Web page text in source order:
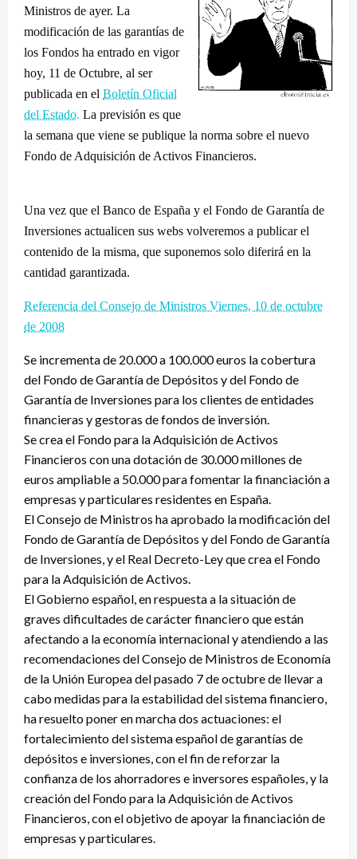
Ministros de ayer. La
modificación de las garantías de
los Fondos ha entrado en vigor
hoy, 11 de Octubre, al ser
publicada en el Boletín Oficial
del Estado. La previsión es que
la semana que viene se publique la norma sobre el nuevo
Fondo de Adquisición de Activos Financieros.
Una vez que el Banco de España y el Fondo de Garantía de
Inversiones actualicen sus webs volveremos a publicar el
contenido de la misma, que suponemos solo diferirá en la
cantidad garantizada.
Referencia del Consejo de Ministros Viernes, 10 de octubre
de 2008
Se incrementa de 20.000 a 100.000 euros la cobertura
del Fondo de Garantía de Depósitos y del Fondo de
Garantía de Inversiones para los clientes de entidades
financieras y gestoras de fondos de inversión.
Se crea el Fondo para la Adquisición de Activos
Financieros con una dotación de 30.000 millones de
euros ampliable a 50.000 para fomentar la financiación a
empresas y particulares residentes en España.
El Consejo de Ministros ha aprobado la modificación del
Fondo de Garantía de Depósitos y del Fondo de Garantía
de Inversiones, y el Real Decreto-Ley que crea el Fondo
para la Adquisición de Activos.
El Gobierno español, en respuesta a la situación de
graves dificultades de carácter financiero que están
afectando a la economía internacional y atendiendo a las
recomendaciones del Consejo de Ministros de Economía
de la Unión Europea del pasado 7 de octubre de llevar a
cabo medidas para la estabilidad del sistema financiero,
ha resuelto poner en marcha dos actuaciones: el
fortalecimiento del sistema español de garantías de
depósitos e inversiones, con el fin de reforzar la
confianza de los ahorradores e inversores españoles, y la
creación del Fondo para la Adquisición de Activos
Financieros, con el objetivo de apoyar la financiación de
empresas y particulares.